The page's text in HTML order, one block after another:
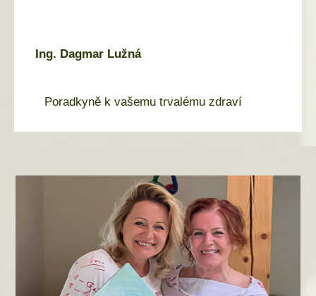
Ing. Dagmar Lužná
Poradkyně k vašemu trvalému zdraví